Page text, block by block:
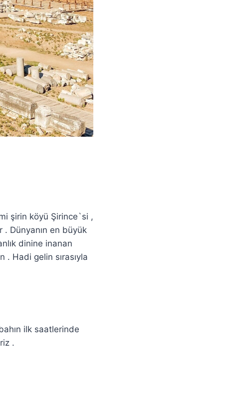
şirin köyü Şirince`si ,
. Dünyanın en büyük
dinine inanan
Hadi gelin sırasıyla
ilk saatlerinde
.